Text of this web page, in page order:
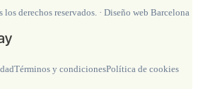
los derechos reservados. · Diseño web Barcelona
Términos y condicionesPolítica de cookies